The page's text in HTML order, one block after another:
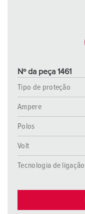
Nº da peça 1461
Tipo de proteção
Ampere
Polos
Volt
Tecnologia de ligação